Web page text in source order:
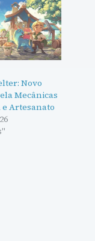
Novo
Mecânicas
Artesanato